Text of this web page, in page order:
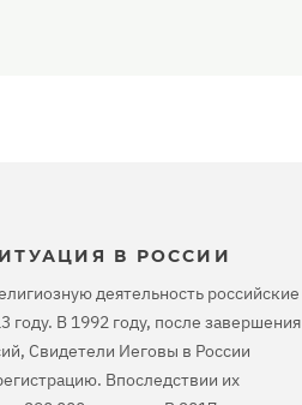
В РОССИИ
деятельность российские
году. В 1992 году, после завершения
Свидетели Иеговы в России
Впоследствии их